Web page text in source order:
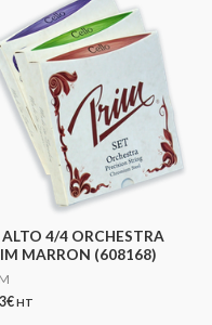
ALTO 4/4 ORCHESTRA
MARRON (608168)
€HT